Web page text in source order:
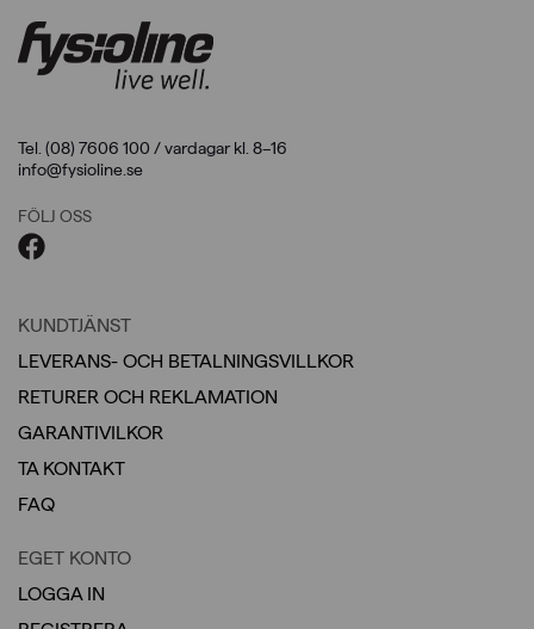
Tel. (08) 7606 100 / vardagar kl. 8–16
info@fysioline.se
FÖLJ OSS
KUNDTJÄNST
LEVERANS- OCH BETALNINGSVILLKOR
RETURER OCH REKLAMATION
GARANTIVILKOR
TA KONTAKT
FAQ
EGET KONTO
LOGGA IN